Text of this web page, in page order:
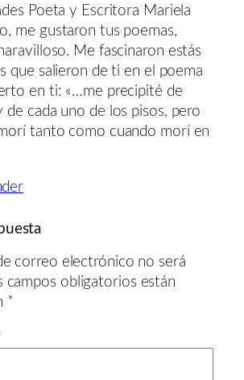
Poeta y Escritora Mariela
me gustaron tus poemas,
Me fascinaron estás
que salieron de ti en el poema
en ti: «…me precipité de
de cada uno de los pisos, pero
tanto como cuando morí en
correo electrónico no será
campos obligatorios están
*